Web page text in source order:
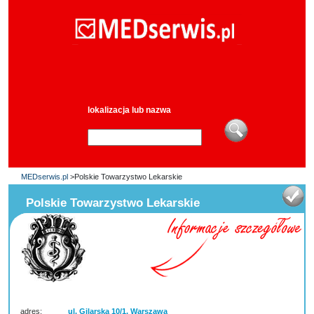
lokalizacja lub nazwa
MEDserwis.pl >Polskie Towarzystwo Lekarskie
Polskie Towarzystwo Lekarskie
adres: ul. Gilarska 10/1, Warszawa